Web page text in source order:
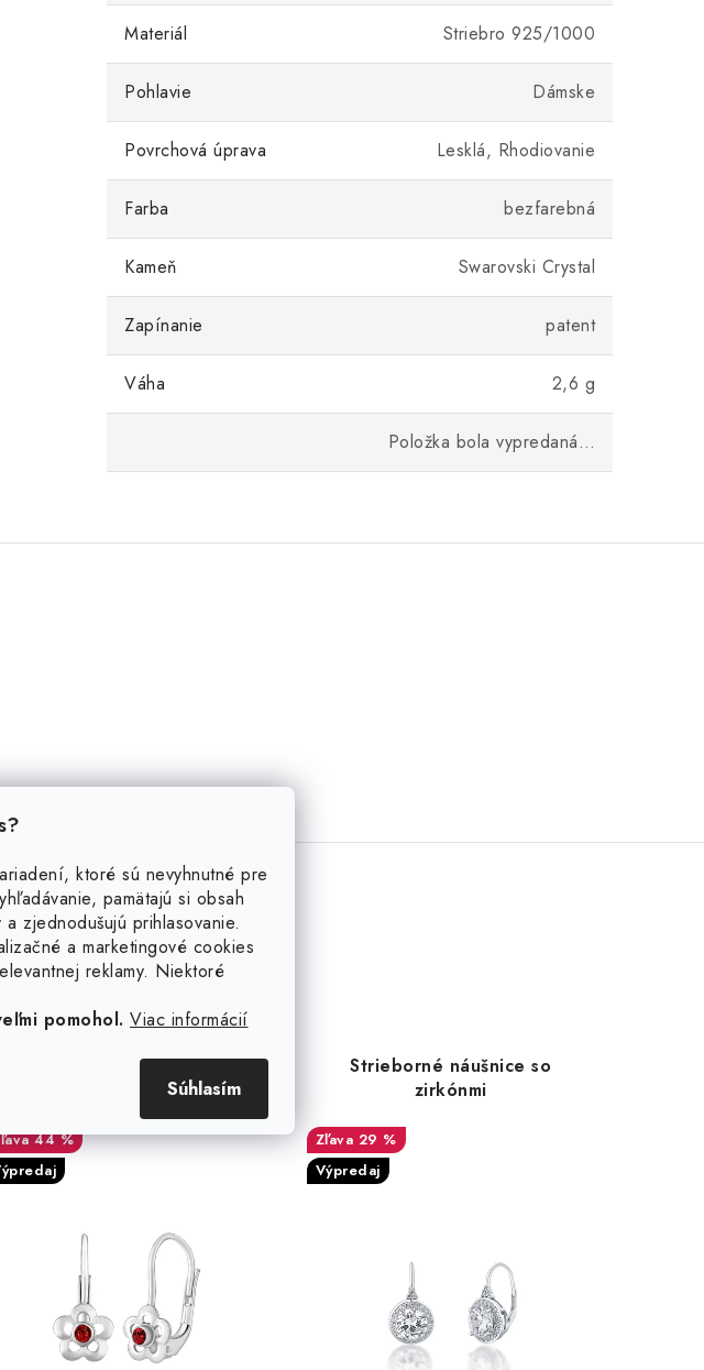
ktoré sú nevyhnutné pre
pamätajú si obsah
zjednodušujú prihlasovanie.
a marketingové cookies
reklamy. Niektoré
pomohol. Viac informácií
Súhlasím
Materiál Striebro 925/1000
Pohlavie Dámske
Povrchová úprava Lesklá, Rhodiovanie
Farba bezfarebná
Kameň Swarovski Crystal
Zapínanie patent
Váha 2,6 g
Položka bola vypredaná…
Strieborné náušnice
nezábudky s prírodným
červeným topásom Swarovski
® Gemstones
44 %
Strieborné náušnice so
zirkónmi
29 %
Výpredaj